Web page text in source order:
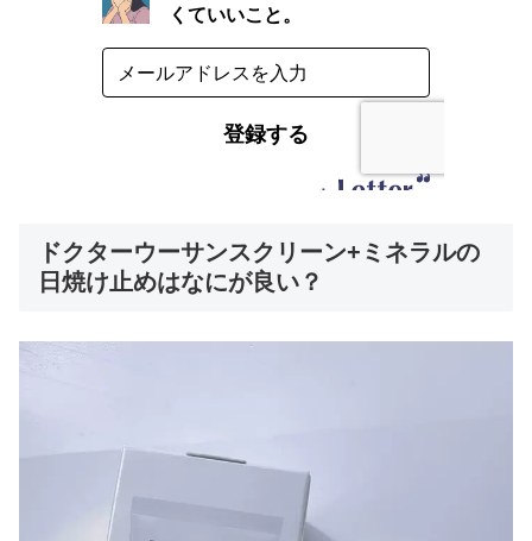
ドクターウーサンスクリーン+ミネラルの
日焼け止めはなにが良い？